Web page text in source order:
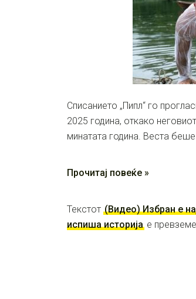
Списанието „Пипл“ го
2025 година, откако
минатата година. Веста
Прочитај повеќе »
Текстот (Видео) Избран е
испиша историја е